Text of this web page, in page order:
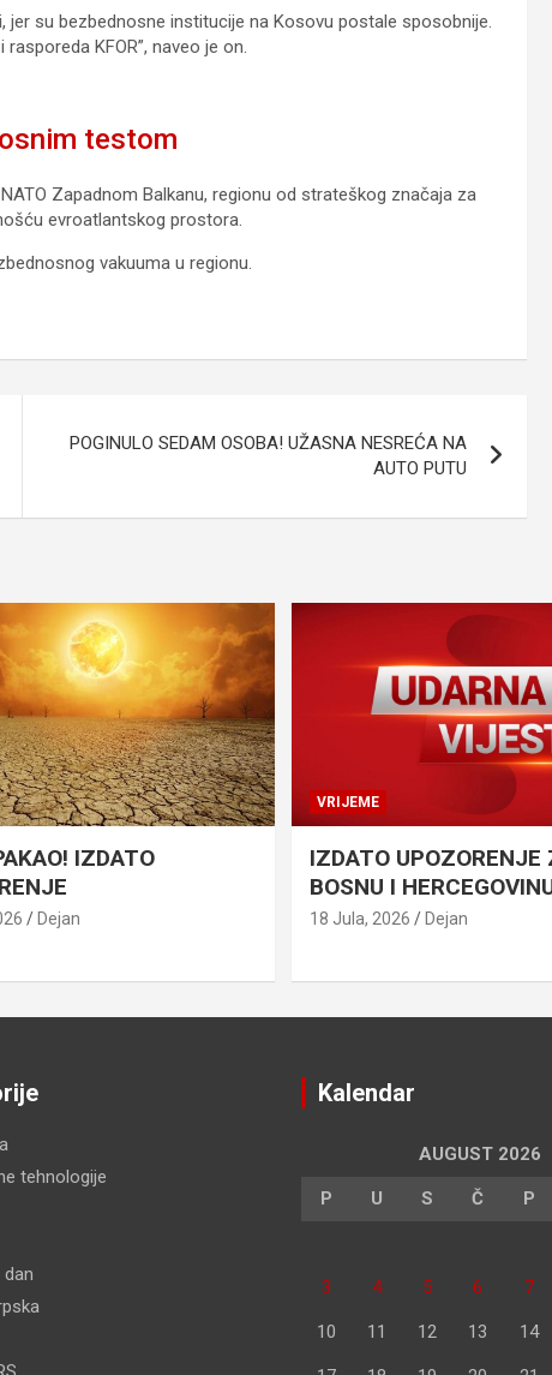
su bezbednosne institucije na Kosovu postale sposobnije.
KFOR”, naveo je on.
testom
Zapadnom Balkanu, regionu od strateškog značaja za
evroatlantskog prostora.
vakuuma u regionu.
POGINULO SEDAM OSOBA! UŽASNA NESREĆA NA
AUTO PUTU
IZDATO
Dejan
VRIJEME
IZDATO UPOZORENJE
BOSNU I
18 Jula, 2026 Dejan
tehnologije
dan
Kalendar
AUGUST 2026
P U S Č P
3 4 5 6 7
10 11 12 13 14